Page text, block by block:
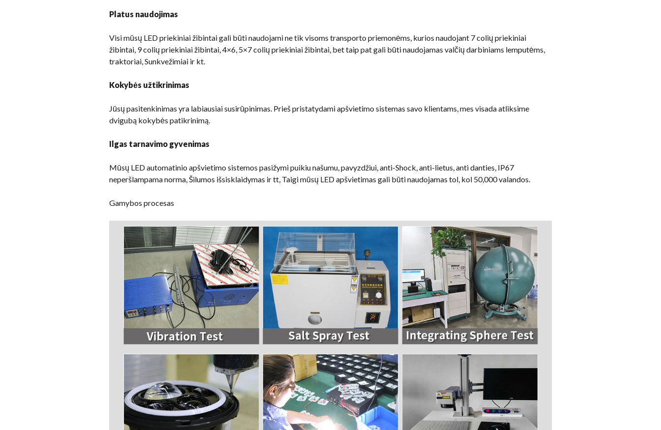
Platus naudojimas
Visi mūsų LED priekiniai žibintai gali būti naudojami ne tik visoms transporto priemonėms, kurios naudojant 7 colių priekiniai
žibintai, 9 colių priekiniai žibintai, 4×6, 5×7 colių priekiniai žibintai, bet taip pat gali būti naudojamas valčių darbiniams lemputėms,
traktoriai, Sunkvežimiai ir kt.
Kokybės užtikrinimas
Jūsų pasitenkinimas yra labiausiai susirūpinimas. Prieš pristatydami apšvietimo sistemas savo klientams, mes visada atliksime
dvigubą kokybės patikrinimą.
Ilgas tarnavimo gyvenimas
Mūsų LED automatinio apšvietimo sistemos pasižymi puikiu našumu, pavyzdžiui, anti-Shock, anti-lietus, anti danties, IP67
neperšlampama norma, Šilumos išsisklaidymas ir tt, Taigi mūsų LED apšvietimas gali būti naudojamas tol, kol 50,000 valandos.
Gamybos procesas